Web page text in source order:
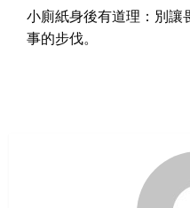
小廁紙身後有道理：別讓
事的步伐。